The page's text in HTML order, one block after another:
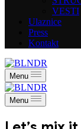
VESTI
Ulaznice
Press
Kontakt
Menu
Menu